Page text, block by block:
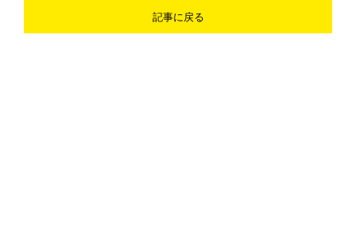
記事に戻る